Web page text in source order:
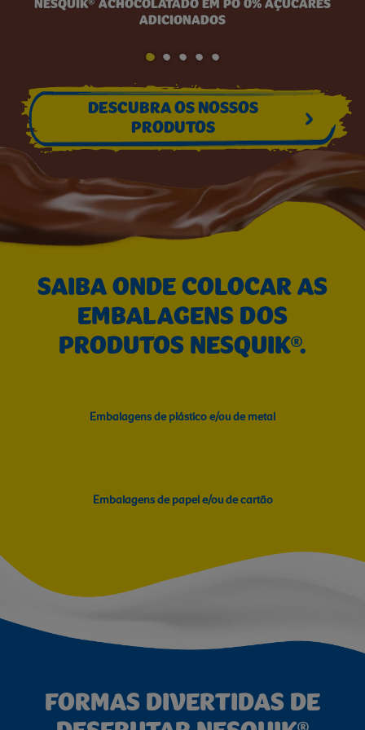
NESQUIK® ACHOCOLATADO EM PÓ 0% AÇÚCARES
ADICIONADOS
DESCUBRA OS NOSSOS
PRODUTOS
SAIBA ONDE COLOCAR AS
EMBALAGENS DOS
PRODUTOS NESQUIK®.
Embalagens de​ plástico e/ou​ de metal
Embalagens de​ papel e/ou​ de cartão
FORMAS DIVERTIDAS DE